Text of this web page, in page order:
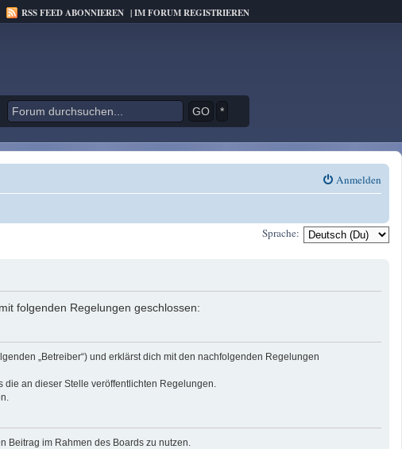
RSS FEED ABONNIEREN |IM FORUM REGISTRIEREN
*
Anmelden
Sprache:
folgenden Regelungen geschlossen:
„Betreiber“) und erklärst dich mit den nachfolgenden Regelungen
an dieser Stelle veröffentlichten Regelungen.
Beitrag im Rahmen des Boards zu nutzen.